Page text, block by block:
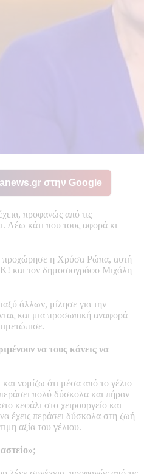
στην Google
προφανώς από τις
Λέω κάτι που τους αφορά κι
προχώρησε η Χρύσα Ρώπα, αυτή
και τον δημοσιογράφο Μιχάλη
άλλων, μίλησε για την
και μια προσωπική αναφορά
να τους κάνεις να
νομίζω ότι μέσα από το γέλιο
πολύ δύσκολα και πήραν
κεφάλι στο χειρουργείο και
έχεις περάσει δύσκολα στη ζωή
αξία του γέλιου.